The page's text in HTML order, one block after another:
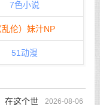
7色小说
乱伦）妹汁NP
51动漫
2026-08-06
在这个世